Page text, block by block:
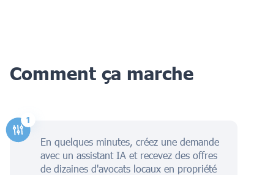
Comment ça marche
En quelques minutes, créez une demande
avec un assistant IA et recevez des offres
de dizaines d'avocats locaux en propriété